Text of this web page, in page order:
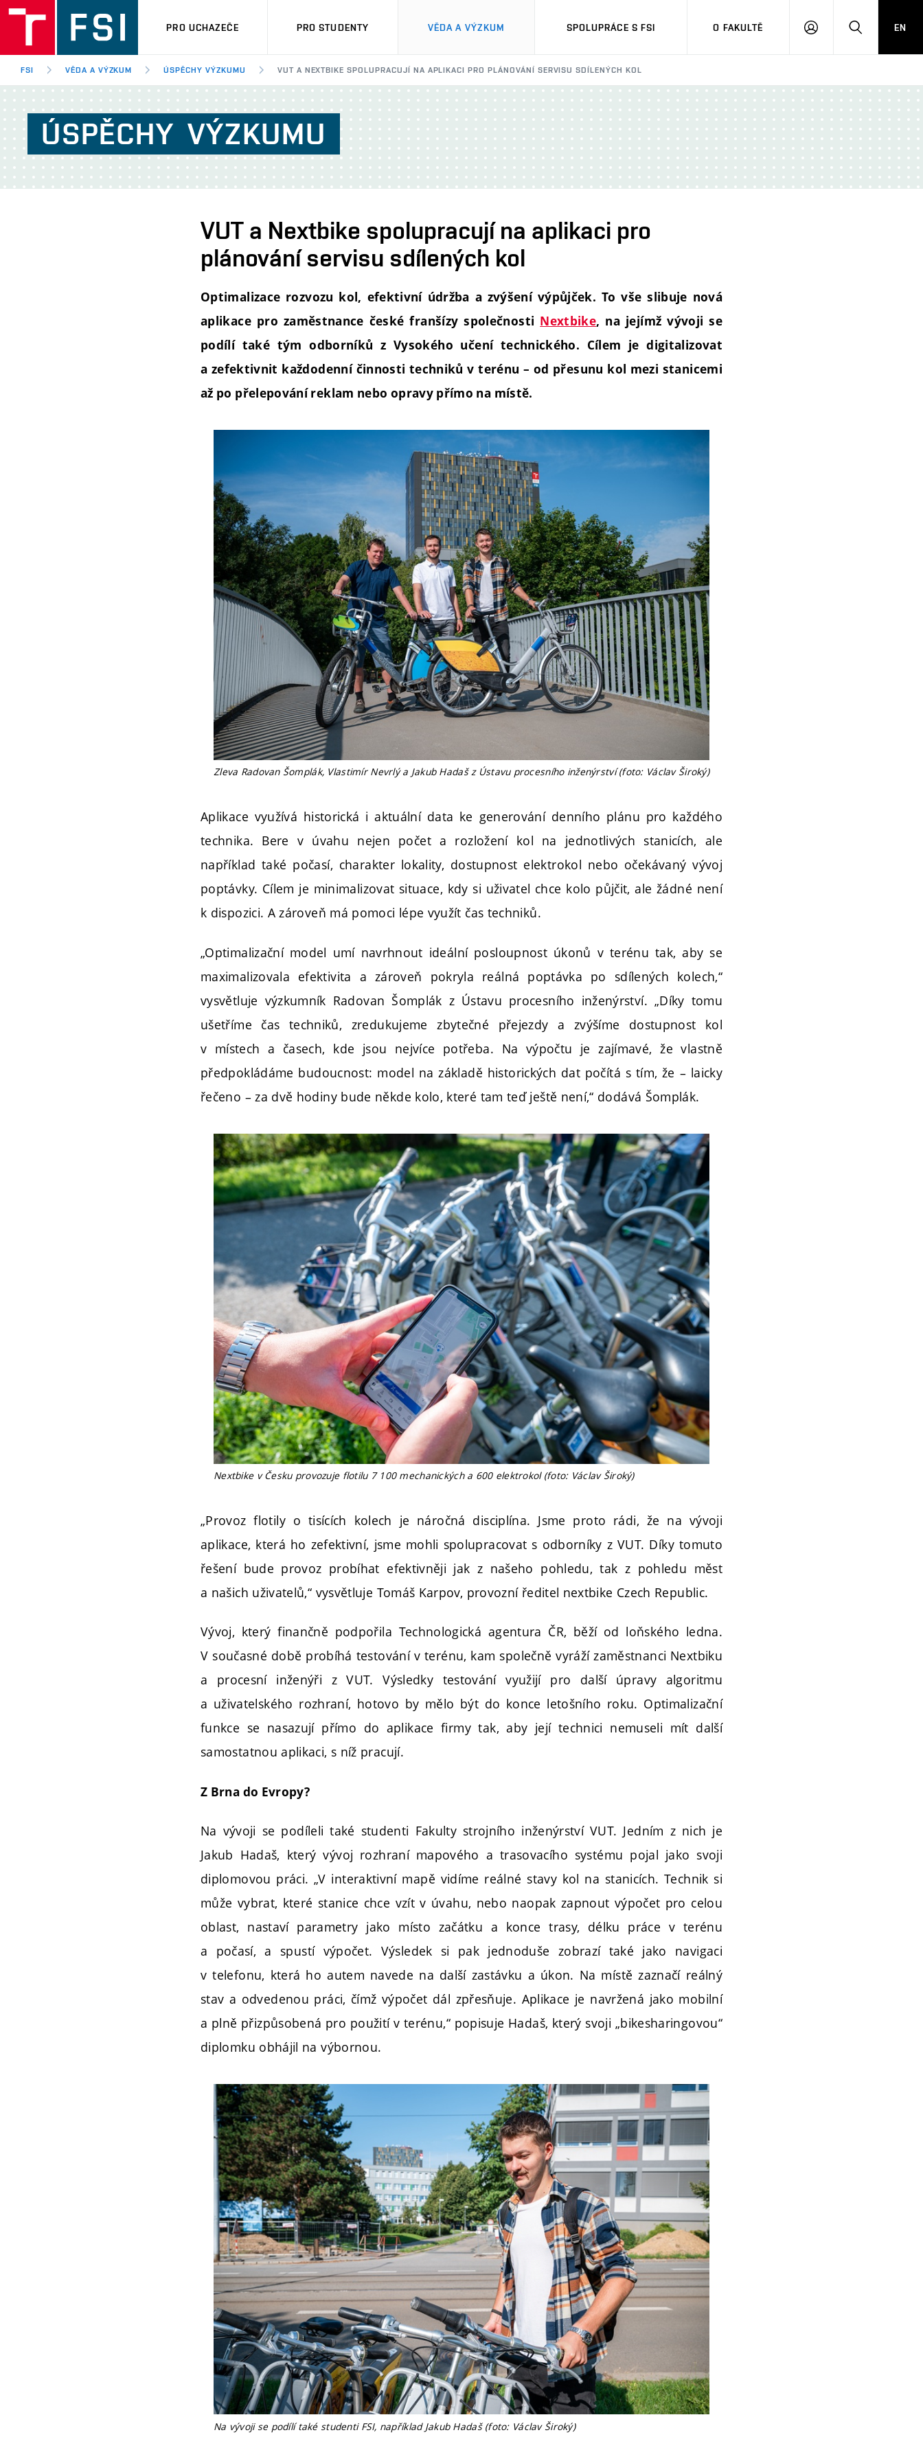
PRO UCHAZEČE PRO STUDENTY VĚDA A VÝZKUM SPOLUPRÁCE S FSI O FAKULTĚ
PŘIHLÁŠENÍHLEDAT
EN
FSI VĚDA A VÝZKUM ÚSPĚCHY VÝZKUMU VUT A NEXTBIKE SPOLUPRACUJÍ NA APLIKACI PRO PLÁNOVÁNÍ SERVISU SDÍLENÝCH KOL
ÚSPĚCHY VÝZKUMU
VUT a Nextbike spolupracují na aplikaci pro
plánování servisu sdílených kol
Optimalizace rozvozu kol, efektivní údržba a zvýšení výpůjček. To vše slibuje nová
aplikace pro zaměstnance české franšízy společnosti Nextbike, na jejímž vývoji se
podílí také tým odborníků z Vysokého učení technického. Cílem je digitalizovat
a zefektivnit každodenní činnosti techniků v terénu – od přesunu kol mezi stanicemi
až po přelepování reklam nebo opravy přímo na místě.
Zleva Radovan Šomplák, Vlastimír Nevrlý a Jakub Hadaš z Ústavu procesního inženýrství (foto: Václav Široký)
Aplikace využívá historická i aktuální data ke generování denního plánu pro každého
technika. Bere v úvahu nejen počet a rozložení kol na jednotlivých stanicích, ale
například také počasí, charakter lokality, dostupnost elektrokol nebo očekávaný vývoj
poptávky. Cílem je minimalizovat situace, kdy si uživatel chce kolo půjčit, ale žádné není
k dispozici. A zároveň má pomoci lépe využít čas techniků.
„Optimalizační model umí navrhnout ideální posloupnost úkonů v terénu tak, aby se
maximalizovala efektivita a zároveň pokryla reálná poptávka po sdílených kolech,“
vysvětluje výzkumník Radovan Šomplák z Ústavu procesního inženýrství. „Díky tomu
ušetříme čas techniků, zredukujeme zbytečné přejezdy a zvýšíme dostupnost kol
v místech a časech, kde jsou nejvíce potřeba. Na výpočtu je zajímavé, že vlastně
předpokládáme budoucnost: model na základě historických dat počítá s tím, že – laicky
řečeno – za dvě hodiny bude někde kolo, které tam teď ještě není,“ dodává Šomplák.
Nextbike v Česku provozuje flotilu 7 100 mechanických a 600 elektrokol (foto: Václav Široký)
„Provoz flotily o tisících kolech je náročná disciplína. Jsme proto rádi, že na vývoji
aplikace, která ho zefektivní, jsme mohli spolupracovat s odborníky z VUT. Díky tomuto
řešení bude provoz probíhat efektivněji jak z našeho pohledu, tak z pohledu měst
a našich uživatelů,“ vysvětluje Tomáš Karpov, provozní ředitel nextbike Czech Republic.
Vývoj, který finančně podpořila Technologická agentura ČR, běží od loňského ledna.
V současné době probíhá testování v terénu, kam společně vyráží zaměstnanci Nextbiku
a procesní inženýři z VUT. Výsledky testování využijí pro další úpravy algoritmu
a uživatelského rozhraní, hotovo by mělo být do konce letošního roku. Optimalizační
funkce se nasazují přímo do aplikace firmy tak, aby její technici nemuseli mít další
samostatnou aplikaci, s níž pracují.
Z Brna do Evropy?
Na vývoji se podíleli také studenti Fakulty strojního inženýrství VUT. Jedním z nich je
Jakub Hadaš, který vývoj rozhraní mapového a trasovacího systému pojal jako svoji
diplomovou práci. „V interaktivní mapě vidíme reálné stavy kol na stanicích. Technik si
může vybrat, které stanice chce vzít v úvahu, nebo naopak zapnout výpočet pro celou
oblast, nastaví parametry jako místo začátku a konce trasy, délku práce v terénu
a počasí, a spustí výpočet. Výsledek si pak jednoduše zobrazí také jako navigaci
v telefonu, která ho autem navede na další zastávku a úkon. Na místě zaznačí reálný
stav a odvedenou práci, čímž výpočet dál zpřesňuje. Aplikace je navržená jako mobilní
a plně přizpůsobená pro použití v terénu,“ popisuje Hadaš, který svoji „bikesharingovou“
diplomku obhájil na výbornou.
Na vývoji se podílí také studenti FSI, například Jakub Hadaš (foto: Václav Široký)